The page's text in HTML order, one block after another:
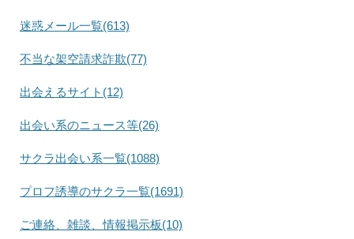
迷惑メール一覧(613)
不当な架空請求詐欺(77)
出会えるサイト(12)
出会い系のニュース等(26)
サクラ出会い系一覧(1088)
プロフ誘導のサクラ一覧(1691)
ご連絡、雑談、情報掲示板(10)